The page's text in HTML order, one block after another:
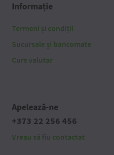
Informație
Termeni și condiții
Sucursale și bancomate
Curs valutar
Apelează-ne
+373 22 256 456
Vreau să fiu contactat